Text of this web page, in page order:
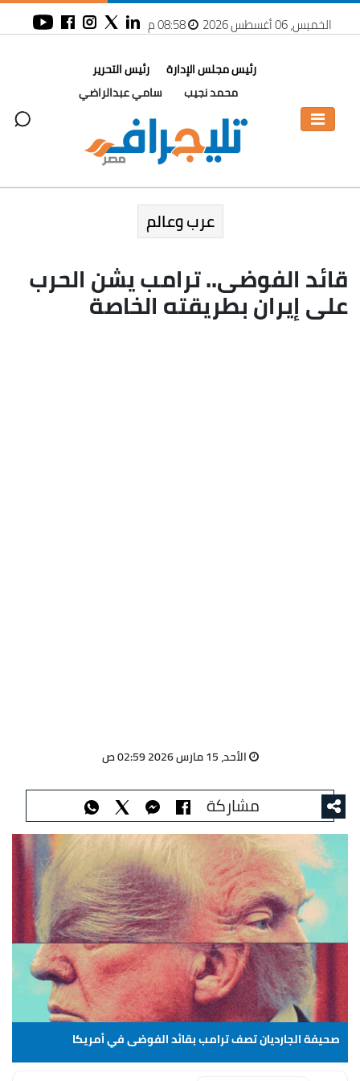
الخميس، 06 أغسطس 2026 08:58 م
رئيس مجلس الإدارة
محمد نجيب
رئيس التحرير
سامي عبدالراضي
عرب وعالم
قائد الفوضى.. ترامب يشن الحرب
على إيران بطريقته الخاصة
الأحد، 15 مارس 2026 02:59 ص
مشاركة
صحيفة الجارديان تصف ترامب بقائد الفوضى في أمريكا